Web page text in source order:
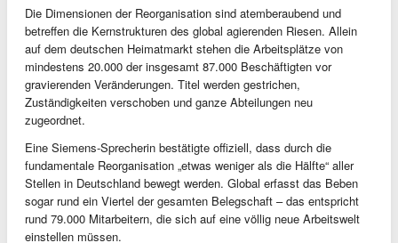
Die Dimensionen der Reorganisation sind atemberaubend und
betreffen die Kernstrukturen des global agierenden Riesen. Allein
auf dem deutschen Heimatmarkt stehen die Arbeitsplätze von
mindestens 20.000 der insgesamt 87.000 Beschäftigten vor
gravierenden Veränderungen. Titel werden gestrichen,
Zuständigkeiten verschoben und ganze Abteilungen neu
zugeordnet.
Eine Siemens-Sprecherin bestätigte offiziell, dass durch die
fundamentale Reorganisation „etwas weniger als die Hälfte“ aller
Stellen in Deutschland bewegt werden. Global erfasst das Beben
sogar rund ein Viertel der gesamten Belegschaft – das entspricht
rund 79.000 Mitarbeitern, die sich auf eine völlig neue Arbeitswelt
einstellen müssen.